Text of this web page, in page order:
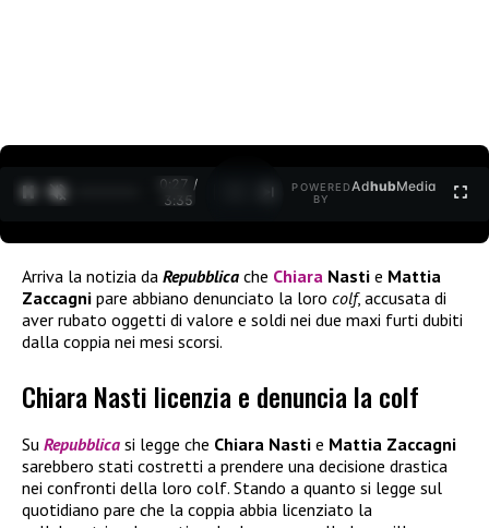
0:28 /
3:35
POWERED
BY
AdhubMedia
Arriva la notizia da Repubblica che Chiara Nasti e Mattia
Zaccagni pare abbiano denunciato la loro colf, accusata di
aver rubato oggetti di valore e soldi nei due maxi furti dubiti
dalla coppia nei mesi scorsi.
Chiara Nasti licenzia e denuncia la colf
Su Repubblica si legge che Chiara Nasti e Mattia Zaccagni
sarebbero stati costretti a prendere una decisione drastica
nei confronti della loro colf. Stando a quanto si legge sul
quotidiano pare che la coppia abbia licenziato la